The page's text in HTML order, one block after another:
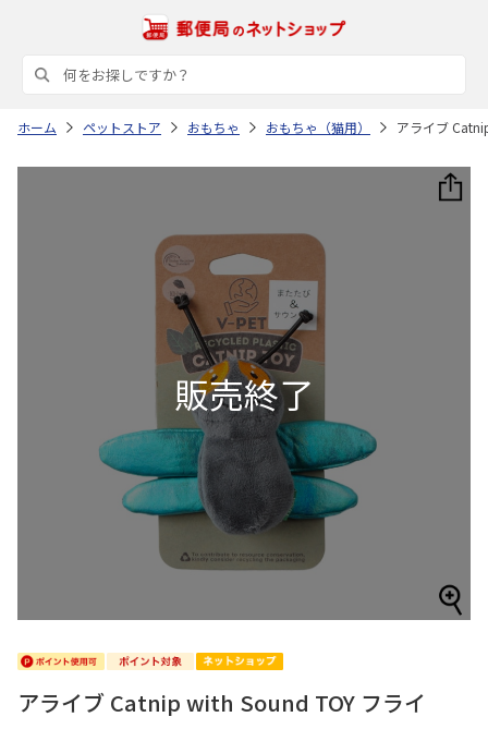
ホーム ペットストア おもちゃ おもちゃ（猫用） アライブ
アライブ Catnip with Sound TOY フライ